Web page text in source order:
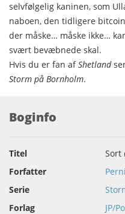
selvfølgelig kaninen, som
naboen, den tidligere
der måske… måske ikke…
svært bevæbnede skal.
Hvis du er fan afShetland
Storm på Bornholm.
Boginfo
Titel
Sort
Forfatter
Serie
Forlag
JP/